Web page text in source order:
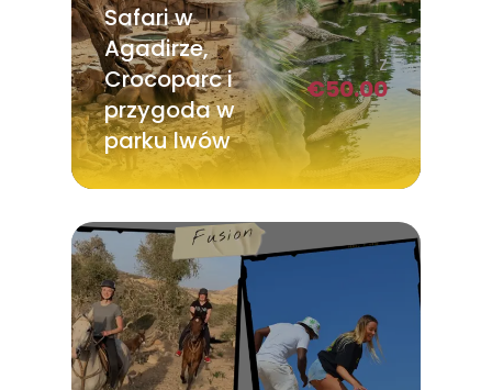
Safari w
Agadirze,
Crocoparc i
przygoda w
parku lwów
Z
€50.00